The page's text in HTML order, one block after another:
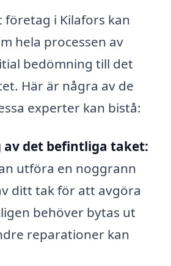
företag i Kilafors kan
hela processen av
bedömning till det
Här är några av de
experter kan bistå:
av det befintliga taket:
utföra en noggrann
ditt tak för att avgöra
behöver bytas ut
reparationer kan